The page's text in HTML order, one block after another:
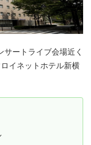
サートライブ会場近く
イネットホテル新横